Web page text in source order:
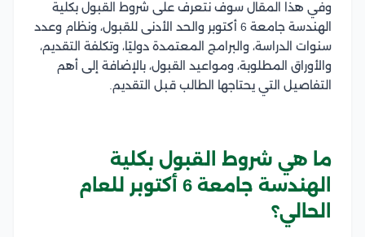
وفي هذا المقال سوف نتعرف على شروط القبول بكلية
الهندسة جامعة 6 أكتوبر والحد الأدنى للقبول، ونظام وعدد
سنوات الدراسة، والبرامج المعتمدة دوليًا، وتكلفة التقديم،
والأوراق المطلوبة، ومواعيد القبول، بالإضافة إلى أهم
التفاصيل التي يحتاجها الطالب قبل التقديم.
ما هي شروط القبول بكلية
الهندسة جامعة 6 أكتوبر للعام
الحالي؟